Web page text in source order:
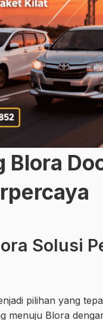
Blora
Solusi
pilihan yang
menuju Blora